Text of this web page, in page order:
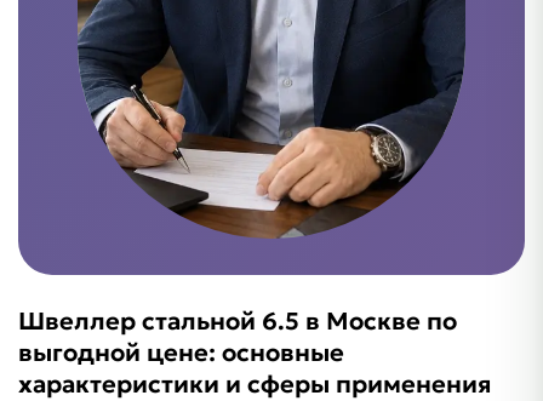
Швеллер стальной 6.5 в Москве по
выгодной цене: основные
характеристики и сферы применения